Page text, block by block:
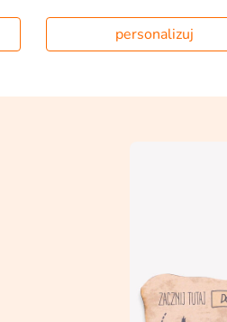
personalizuj